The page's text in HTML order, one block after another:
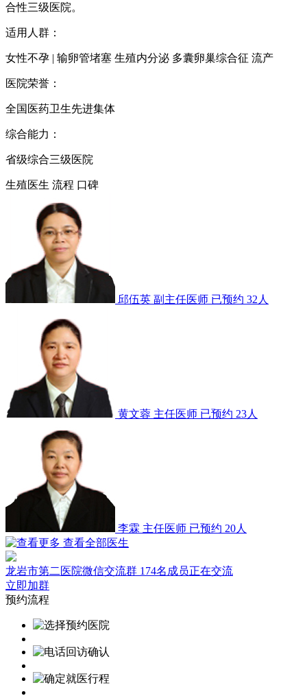
合性三级医院。
适用人群：
女性不孕 | 输卵管堵塞 生殖内分泌 多囊卵巢综合征 流产
医院荣誉：
全国医药卫生先进集体
综合能力：
省级综合三级医院
生殖医生 流程 口碑
邱伍英 副主任医师 已预约 32人
黄文蓉 主任医师 已预约 23人
李霖 主任医师 已预约 20人
查看全部医生
龙岩市第二医院微信交流群 174名成员正在交流
立即加群
预约流程